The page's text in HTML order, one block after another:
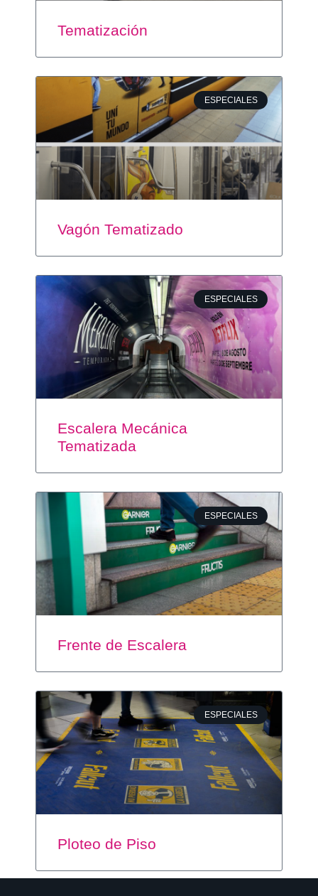
Tematización
ESPECIALES
Vagón Tematizado
ESPECIALES
Escalera Mecánica
Tematizada
ESPECIALES
Frente de Escalera
ESPECIALES
Ploteo de Piso